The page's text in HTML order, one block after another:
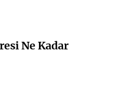
Ne Kadar